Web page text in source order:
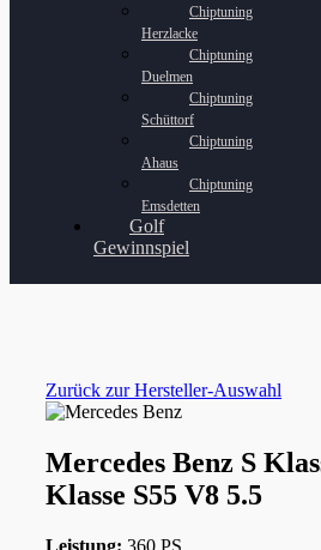
Chiptuning
Herzlacke
Chiptuning
Duelmen
Chiptuning
Schüttorf
Chiptuning
Ahaus
Chiptuning
Emsdetten
Golf
Gewinnspiel
Zurück zur Hersteller-Auswahl
Mercedes Benz S
Klasse S55 V8 5.5
Leistung: 360 PS